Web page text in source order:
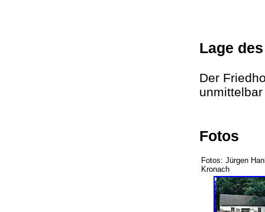
Lage
Der
Fotos
Fotos: Jürgen
Kronach